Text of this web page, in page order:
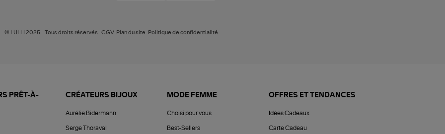
© LULLI 2025 - Tous droits réservés -CGV-Plan du site-Politique de confidentialité
PRÊT-À-
CRÉATEURS BIJOUX
Aurélie Bidermann
Serge Thoraval
MODE FEMME
Choisi pour vous
Best-Sellers
OFFRES ET TENDANCES
Idées Cadeaux
Carte Cadeau